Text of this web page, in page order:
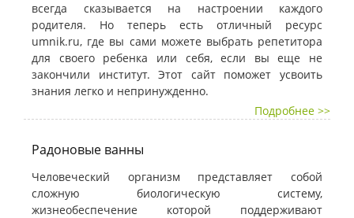
всегда сказывается на настроении каждого
родителя. Но теперь есть отличный ресурс
umnik.ru, где вы сами можете выбрать репетитора
для своего ребенка или себя, если вы еще не
закончили институт. Этот сайт поможет усвоить
знания легко и непринужденно.
Подробнее >>
Радоновые ванны
Человеческий организм представляет собой
сложную биологическую систему,
жизнеобеспечение которой поддерживают